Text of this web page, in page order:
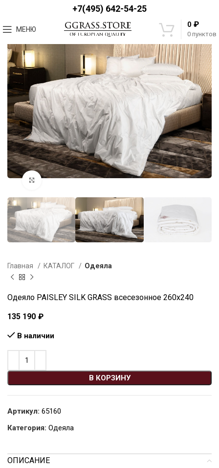
+7(495) 642-54-25
МЕНЮ
0 пунктов
0 ₽
Увеличить
Главная КАТАЛОГ Одеяла
Одеяло PAISLEY SILK GRASS всесезонное 260х240
135 190 ₽
В наличии
В КОРЗИНУ
Артикул: 65160
Категория: Одеяла
ОПИСАНИЕ